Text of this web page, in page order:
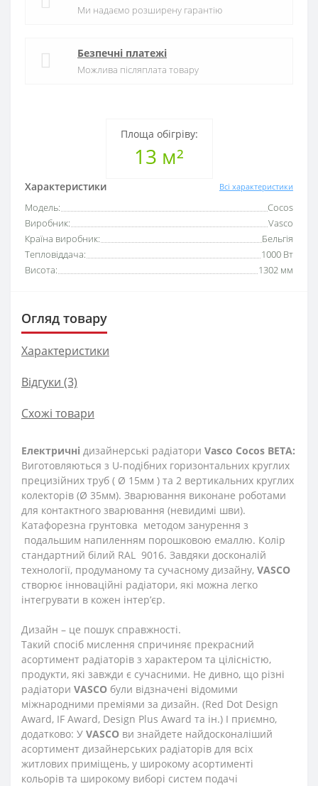
Площа обігріву:
13 м²
Характеристики Всі характеристики
Модель:
Cocos
Виробник:
Vasco
Країна виробник:
Бельгія
Тепловіддача:
1000 Вт
Висота:
1302 мм
Ми надаємо розширену гарантію
Безпечні платежі
Можлива післяплата товару
Огляд товару
Характеристики
Відгуки (3)
Схожі товари
Електричні дизайнерські радіатори Vasco Cocos BETA:
Виготовляються з U-подібних горизонтальних круглих
прецизійних труб ( Ø 15мм ) та 2 вертикальних круглих
колекторів (Ø 35мм). Зварювання виконане роботами
для контактного зварювання (невидимі шви).
Катафорезна грунтовка методом занурення з
подальшим напиленням порошковою емаллю. Колір
стандартний білий RAL 9016. Завдяки досконалій
технології, продуманому та сучасному дизайну, VASCO
створює інноваційні радіатори, які можна легко
інтегрувати в кожен інтер’єр.
Дизайн – це пошук справжності.
Такий спосіб мислення спричиняє прекрасний
асортимент радіаторів з характером та цілісністю,
продукти, які завжди є сучасними. Не дивно, що різні
радіатори VASCO були відзначені відомими
міжнародними преміями за дизайн. (Red Dot Design
Award, IF Award, Design Plus Award та ін.) І приємно,
додатково: У VASCO ви знайдете найдосконаліший
асортимент дизайнерських радіаторів для всіх
житлових приміщень, у широкому асортименті
кольорів та широкому виборі систем подачі